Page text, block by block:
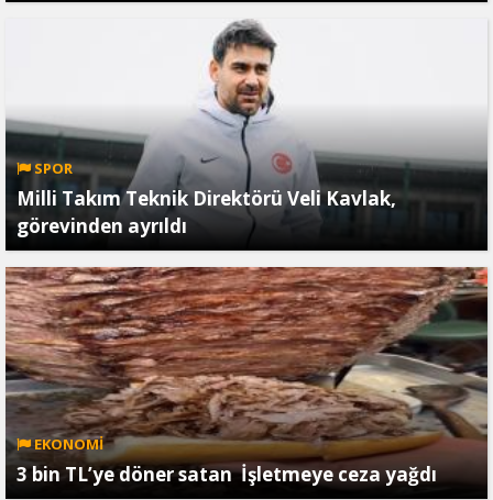
SPOR
Milli Takım Teknik Direktörü Veli Kavlak,
görevinden ayrıldı
EKONOMİ
3 bin TL’ye döner satan İşletmeye ceza yağdı